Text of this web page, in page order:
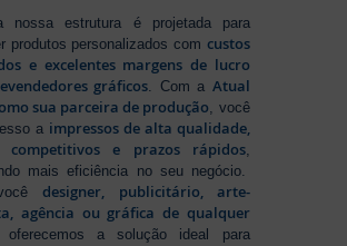
nossa estrutura é projetada para
produtos personalizados com custos
e excelentes margens de lucro
gráficos. Com a Atual
sua parceira de produção, você
a impressos de alta qualidade,
competitivos e prazos rápidos,
mais eficiência no seu negócio.
designer, publicitário, arte-
agência ou gráfica de qualquer
a solução ideal para